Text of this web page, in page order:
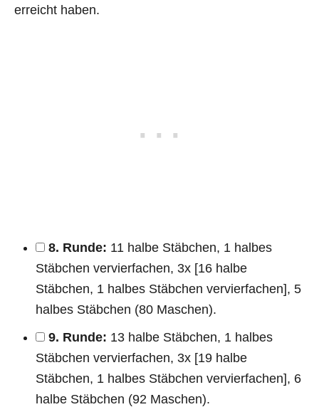
erreicht haben.
8. Runde: 11 halbe Stäbchen, 1 halbes
Stäbchen vervierfachen, 3x [16 halbe
Stäbchen, 1 halbes Stäbchen vervierfachen], 5
halbes Stäbchen (80 Maschen).
9. Runde: 13 halbe Stäbchen, 1 halbes
Stäbchen vervierfachen, 3x [19 halbe
Stäbchen, 1 halbes Stäbchen vervierfachen], 6
halbe Stäbchen (92 Maschen).